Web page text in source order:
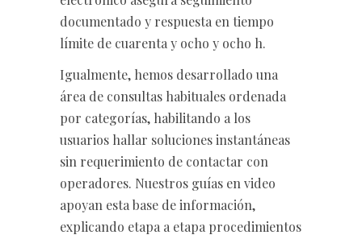
documentado y respuesta en tiempo
límite de cuarenta y ocho y ocho h.
Igualmente, hemos desarrollado una
área de consultas habituales ordenada
por categorías, habilitando a los
usuarios hallar soluciones instantáneas
sin requerimiento de contactar con
operadores. Nuestros guías en video
apoyan esta base de información,
explicando etapa a etapa procedimientos